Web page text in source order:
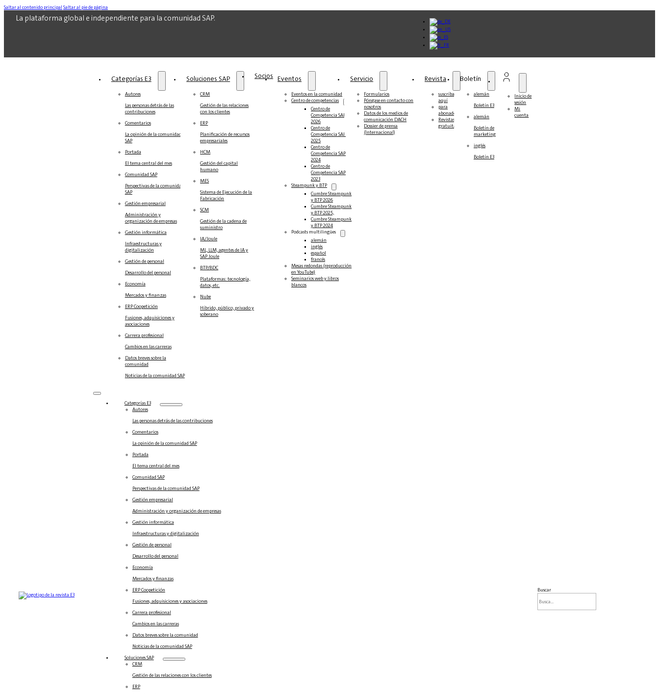
Saltar al contenido principal Saltar al pie de página
La plataforma global e independiente para la comunidad SAP.
Categorías E3
Autores
Las personas detrás de las
contribuciones
Comentarios
La opinión de la comunidad
SAP
Portada
El tema central del mes
Comunidad SAP
Perspectivas de la comunidad
SAP
Gestión empresarial
Administración y
organización de empresas
Gestión informática
Infraestructuras y
digitalización
Gestión de personal
Desarrollo del personal
Economía
Mercados y finanzas
ERP Coopetición
Fusiones, adquisiciones y
asociaciones
Carrera profesional
Cambios en las carreras
Datos breves sobre la
comunidad
Noticias de la comunidad SAP
Soluciones‎‎ SAP
CRM
Gestión de las relaciones
con los clientes
ERP
Planificación de recursos
empresariales
HCM
Gestión del capital
humano
MES
Sistema de Ejecución de la
Fabricación
SCM
Gestión de la cadena de
suministro
IA/Joule
ML, LLM, agentes de IA y
SAP Joule
BTP/BDC
Plataformas: tecnología,
datos, etc.
Nube
Híbrido, público, privado y
soberano
Socios Eventos
Eventos en la comunidad
Centro de competencias
Centro de
Competencia SAP
2026
Centro de
Competencia SAP
2025
Centro de
Competencia SAP
2024
Centro de
Competencia SAP
2023
Steampunk y BTP
Cumbre Steampunk
y BTP 2026
Cumbre Steampunk
y BTP 2025,
Cumbre Steampunk
y BTP 2024
Podcasts multilingües
alemán
inglés
español
francés
Mesas redondas (reproducción
en YouTube)
Seminarios web y libros
blancos
Servicio
Formularios
Póngase en contacto con
nosotros
Datos de los medios de
comunicación DACH
Dossier de prensa
(Internacional)
Revista
suscríbase
aquí
para
abonados
Revistas
gratuitas
Boletín
alemán
Boletín E3
alemán
Boletín de
marketing
inglés
Boletín E3
Inicio de
sesión
Mi
cuenta
Categorías E3
Autores
Las personas detrás de las contribuciones
Comentarios
La opinión de la comunidad SAP
Portada
El tema central del mes
Comunidad SAP
Perspectivas de la comunidad SAP
Gestión empresarial
Administración y organización de empresas
Gestión informática
Infraestructuras y digitalización
Gestión de personal
Desarrollo del personal
Economía
Mercados y finanzas
ERP Coopetición
Fusiones, adquisiciones y asociaciones
Carrera profesional
Cambios en las carreras
Datos breves sobre la comunidad
Noticias de la comunidad SAP
Soluciones‎‎ SAP
CRM
Gestión de las relaciones con los clientes
ERP
Buscar